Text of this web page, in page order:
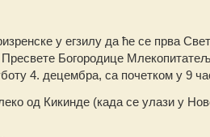
у егзилу да ће се прва
Пресвете Богородице
4. децембра, са почетком у 9
од Кикинде (када се улази у